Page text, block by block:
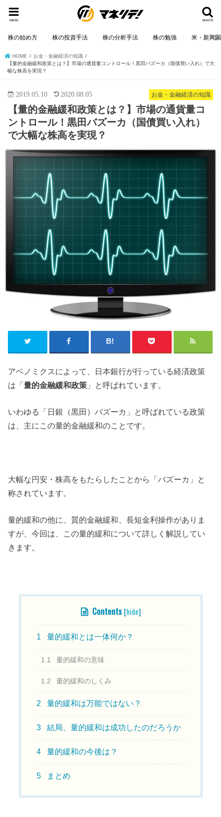
search
menu
株の始め方 株の投資手法 株の分析手法 株の勉強 米・新興
HOME
お金・金融経済の知識
【量的金融緩和政策とは？】市場の通貨量コントロール！黒田バズーカ（国債買い入れ）で大
幅な株高を実現？
お金・金融経済の知識
2019.05.10 2020.08.05
【量的金融緩和政策とは？】市場の通貨量コ
ントロール！黒田バズーカ（国債買い入れ）
で大幅な株高を実現？
アベノミクスによって、日本銀行が行っている経済政策
は「量的金融緩和政策 」と呼ばれています。
いわゆる「日銀（黒田）バズーカ」と呼ばれている政策
は、主にこの量的金融緩和のことです。
大幅な円安・株高をもたらしたことから「バズーカ」と
称されています。
量的緩和の他に、質的金融緩和、長短金利操作がありま
すが、今回は、この量的緩和について詳しく解説してい
きます。
Contents [hide]
1 量的緩和とは一体何か？
1.1 量的緩和の意味
1.2 量的緩和のしくみ
2 量的緩和は万能ではない？
3 結局、量的緩和は成功したのだろうか
4 量的緩和の今後は？
5 まとめ